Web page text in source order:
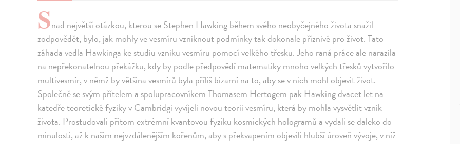
Snad největší otázkou, kterou se Stephen Hawking během svého neobyčejného života snažil
zodpovědět, bylo, jak mohly ve vesmíru vzniknout podmínky tak dokonale příznivé pro život. Tato
záhada vedla Hawkinga ke studiu vzniku vesmíru pomocí velkého třesku. Jeho raná práce ale narazila
na nepřekonatelnou překážku, kdy by podle předpovědí matematiky mnoho velkých třesků vytvořilo
multivesmír, v němž by většina vesmírů byla příliš bizarní na to, aby se v nich mohl objevit život.
Společně se svým přítelem a spolupracovníkem Thomasem Hertogem pak Hawking dvacet let na
katedře teoretické fyziky v Cambridgi vyvíjeli novou teorii vesmíru, která by mohla vysvětlit vznik
života. Prostudovali přitom extrémní kvantovou fyziku kosmických hologramů a vydali se daleko do
minulosti, až k našim nejvzdálenějším kořenům, aby s překvapením objevili hlubší úroveň vývoje, v níž